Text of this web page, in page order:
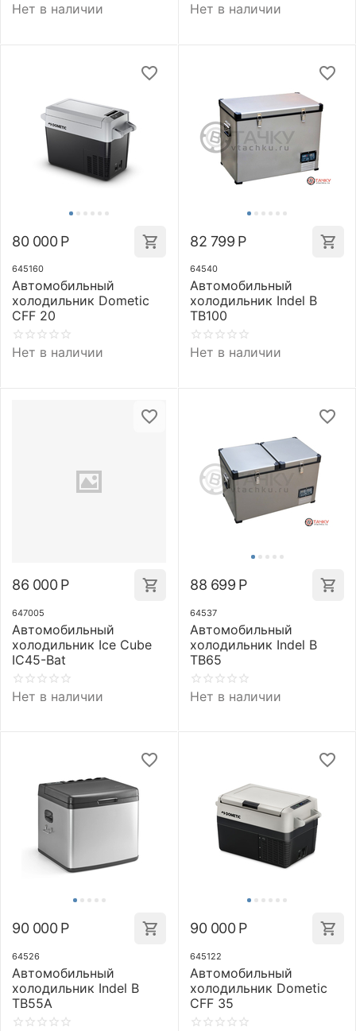
Нет в наличии Нет в наличии
80 000 Р
645160
Автомобильный
холодильник Dometic
CFF 20
Нет в наличии
82 799 Р
64540
Автомобильный
холодильник Indel B
TB100
Нет в наличии
86 000 Р
647005
Автомобильный
холодильник Ice Cube
IC45-Bat
Нет в наличии
88 699 Р
64537
Автомобильный
холодильник Indel B
TB65
Нет в наличии
90 000 Р
64526
Автомобильный
холодильник Indel B
TB55A
90 000 Р
645122
Автомобильный
холодильник Dometic
CFF 35